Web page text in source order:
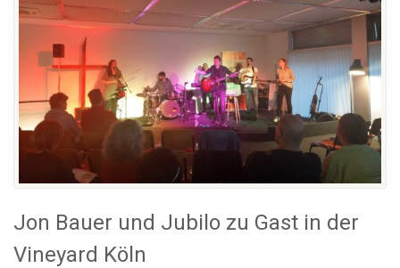
Jon Bauer und Jubilo zu Gast in der
Vineyard Köln